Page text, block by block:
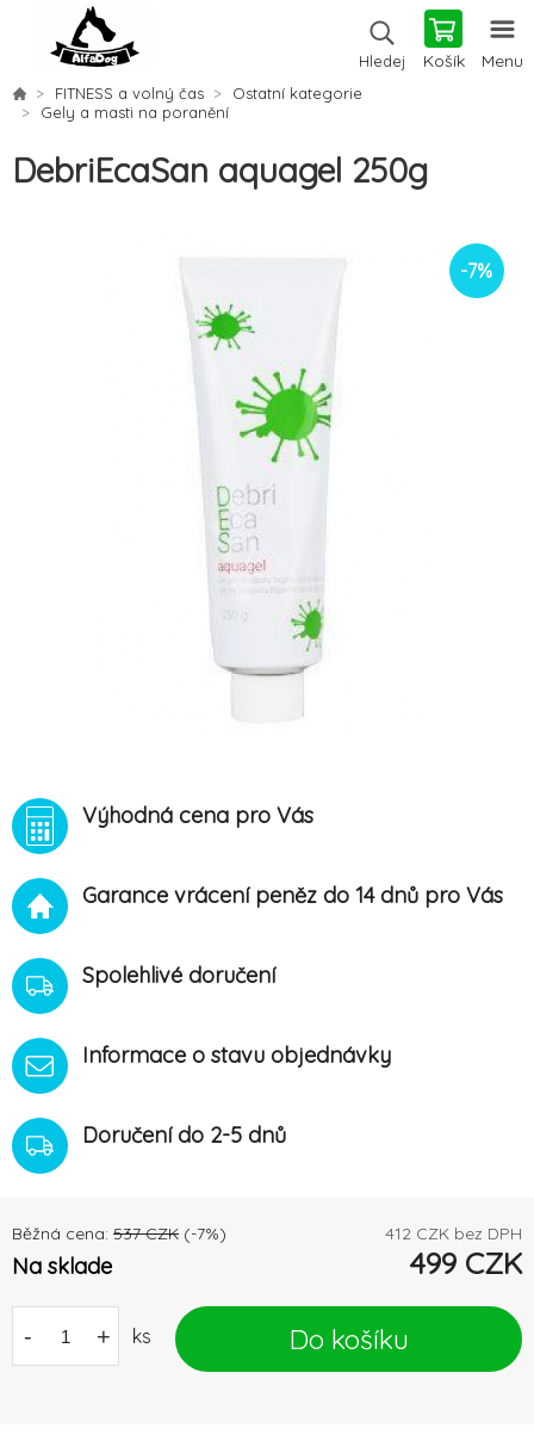
Hledej Košík Menu
FITNESS a volný čas
Ostatní kategorie
Gely a masti na poranění
DebriEcaSan aquagel 250g
-7%
Běžná cena: 537 CZK (-7%) 412 CZK bez DPH
Na sklade 499 CZK
- + ks Do košíku
Výhodná cena pro Vás
Garance vrácení peněz do 14 dnů pro Vás
Spolehlivé doručení
Informace o stavu objednávky
Doručení do 2-5 dnů